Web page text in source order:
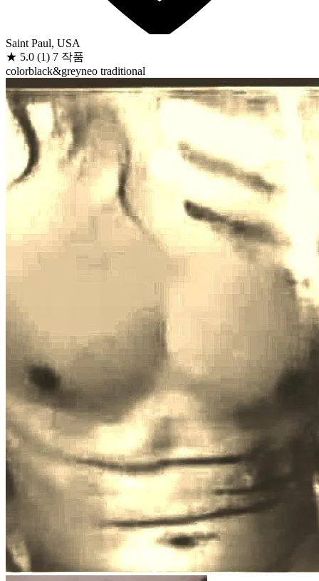
Saint Paul, USA
★ 5.0 (1) 7 작품
colorblack&greyneo traditional